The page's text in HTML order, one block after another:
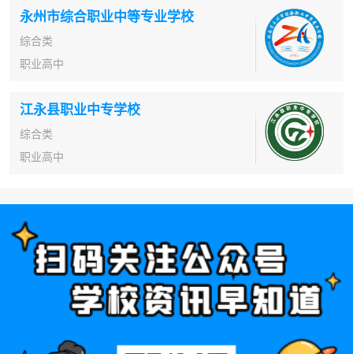
永州市综合职业中等专业学校
综合类
职业高中
江永县职业中专学校
综合类
职业高中